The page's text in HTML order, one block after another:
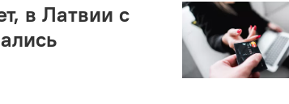
в Латвии с